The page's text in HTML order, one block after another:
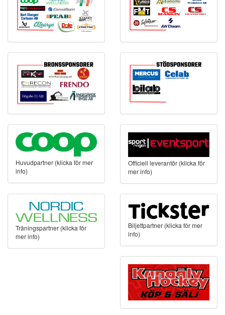
Huvudpartner (klicka för mer
info)
Officiell leverantör (klicka för
mer info)
Träningspartner (klicka för
mer info)
Biljettpartner (klicka för mer
info)